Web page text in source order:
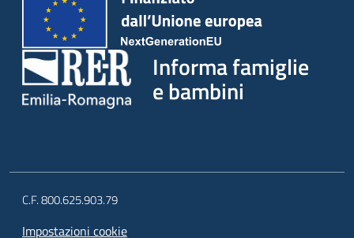
Informa famiglie
e bambini
C.F. 800.625.903.79
Impostazioni cookie